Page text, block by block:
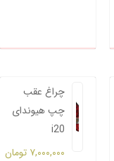
چراغ عقب
چپ هیوندای
i20
۷,۰۰۰,۰۰۰ تومان